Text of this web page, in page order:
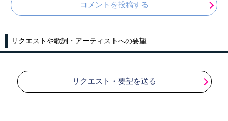
コメントを投稿する
リクエストや歌詞・アーティストへの要望
リクエスト・要望を送る